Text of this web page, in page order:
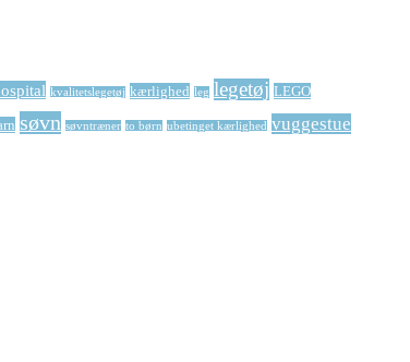
kvalitetslegetøj kærlighed leg legetøj LEGO
søvn søvntræner to børn ubetinget kærlighed vuggestue